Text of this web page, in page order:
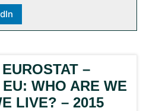
–
WHO ARE WE
LIVE? – 2015